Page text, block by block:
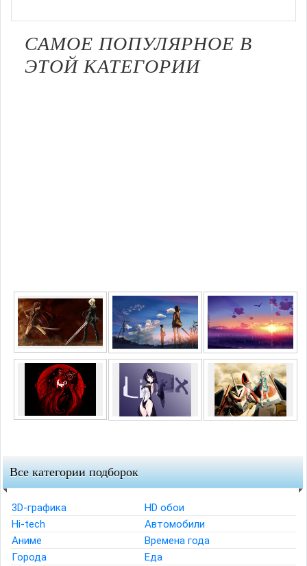
САМОЕ ПОПУЛЯРНОЕ В
ЭТОЙ КАТЕГОРИИ
Все категории подборок
3D-графика
HD обои
Hi-tech
Автомобили
Аниме
Времена года
Города
Еда